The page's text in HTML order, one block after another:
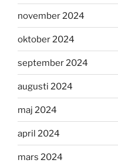
november 2024
oktober 2024
september 2024
augusti 2024
maj 2024
april 2024
mars 2024